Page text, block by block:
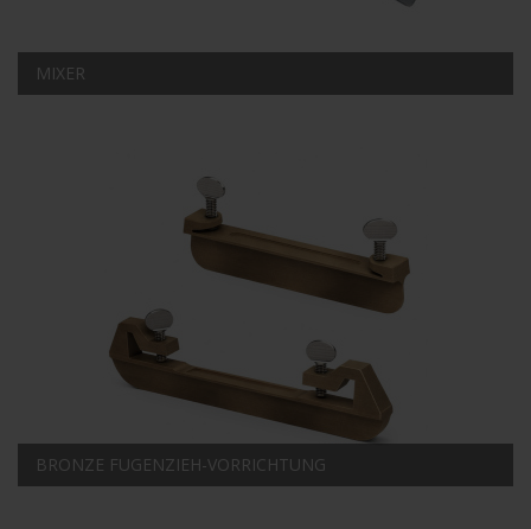
MIXER
BRONZE FUGENZIEH-VORRICHTUNG